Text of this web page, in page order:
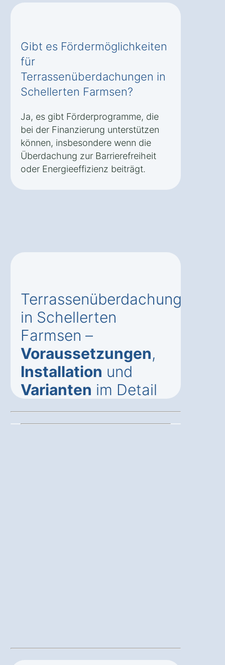
Gibt es Fördermöglichkeiten
für
Terrassenüberdachungen in
Schellerten Farmsen?
Ja, es gibt Förderprogramme, die
bei der Finanzierung unterstützen
können, insbesondere wenn die
Überdachung zur Barrierefreiheit
oder Energieeffizienz beiträgt.
Terrassenüberdachung
in Schellerten
Farmsen –
Voraussetzungen,
Installation und
Varianten im Detail